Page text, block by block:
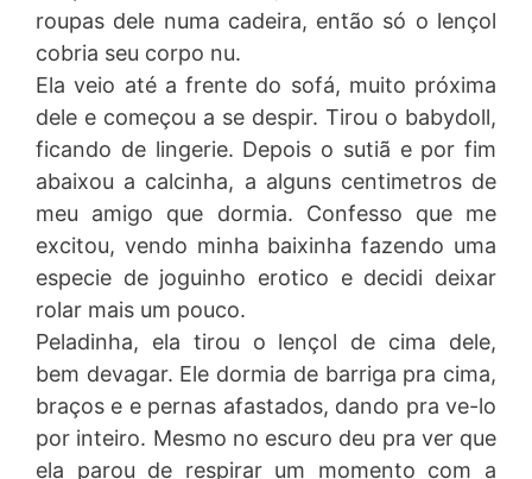
roupas dele numa cadeira, então só o lençol
cobria seu corpo nu.
Ela veio até a frente do sofá, muito próxima
dele e começou a se despir. Tirou o babydoll,
ficando de lingerie. Depois o sutiã e por fim
abaixou a calcinha, a alguns centimetros de
meu amigo que dormia. Confesso que me
excitou, vendo minha baixinha fazendo uma
especie de joguinho erotico e decidi deixar
rolar mais um pouco.
Peladinha, ela tirou o lençol de cima dele,
bem devagar. Ele dormia de barriga pra cima,
braços e e pernas afastados, dando pra ve-lo
por inteiro. Mesmo no escuro deu pra ver que
ela parou de respirar um momento com a